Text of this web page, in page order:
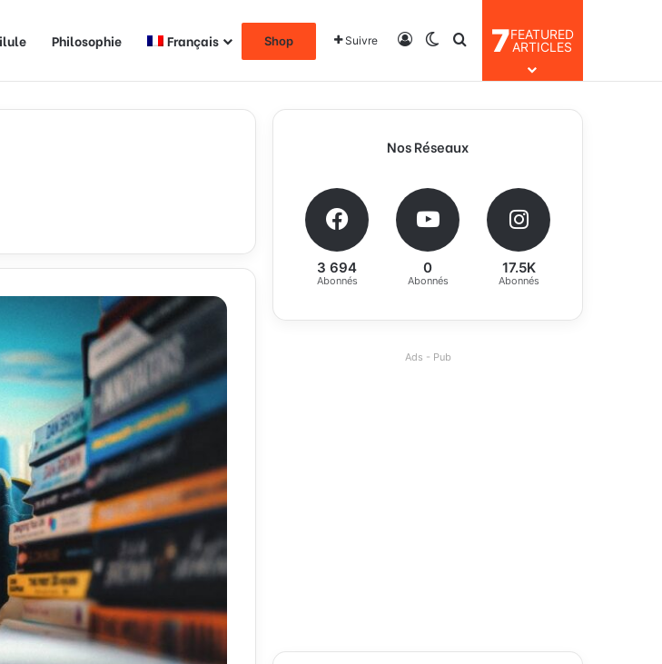
Philosophie Français Shop Suivre ConnexionSwitch skin
Rechercher
7FEATURED
ARTICLES
Nos Réseaux
3 694
Abonnés
0
Abonnés
17.5K
Abonnés
Ads - Pub